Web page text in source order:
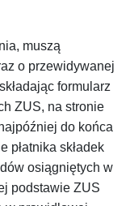
muszą
o przewidywanej
formularz
ZUS, na stronie
do końca
płatnika składek
osiągniętych w
podstawie ZUS